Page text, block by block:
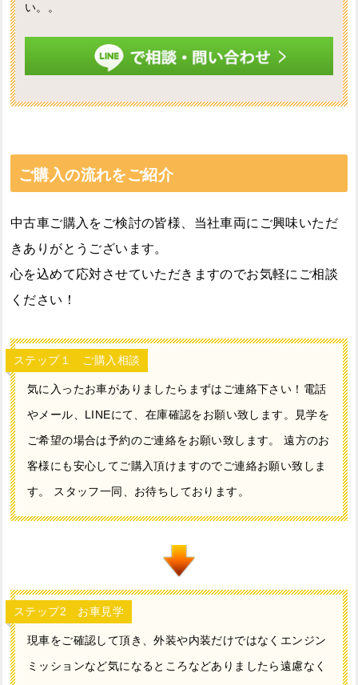
い。。
ご購入の流れをご紹介
中古車ご購入をご検討の皆様、当社車両にご興味いただ
きありがとうございます。
心を込めて応対させていただきますのでお気軽にご相談
ください！
ステップ１ ご購入相談
気に入ったお車がありましたらまずはご連絡下さい！電話
やメール、LINEにて、在庫確認をお願い致します。見学を
ご希望の場合は予約のご連絡をお願い致します。 遠方のお
客様にも安心してご購入頂けますのでご連絡お願い致しま
す。 スタッフ一同、お待ちしております。
ステップ2 お車見学
現車をご確認して頂き、外装や内装だけではなくエンジン
ミッションなど気になるところなどありましたら遠慮なく